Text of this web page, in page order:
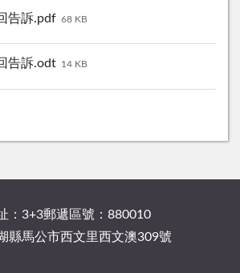
告訴.pdf 68 KB
告訴.odt 14 KB
：3+3郵遞區號：880010
縣馬公市西文里西文澳309號